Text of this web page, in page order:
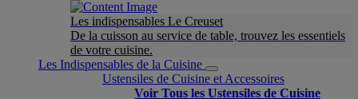
Les indispensables Le Creuset
De la cuisson au service de table, trouvez les essentiels
de votre cuisine.
Les Indispensables de la Cuisine
Ustensiles de Cuisine et Accessoires
Voir Tous les Ustensiles de Cuisine